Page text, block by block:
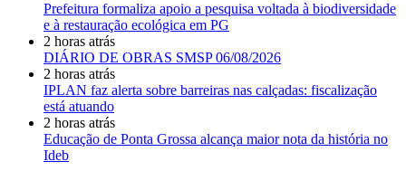
Prefeitura formaliza apoio a pesquisa voltada à biodiversidade
e à restauração ecológica em PG
2 horas atrás
DIÁRIO DE OBRAS SMSP 06/08/2026
2 horas atrás
IPLAN faz alerta sobre barreiras nas calçadas: fiscalização
está atuando
2 horas atrás
Educação de Ponta Grossa alcança maior nota da história no
Ideb